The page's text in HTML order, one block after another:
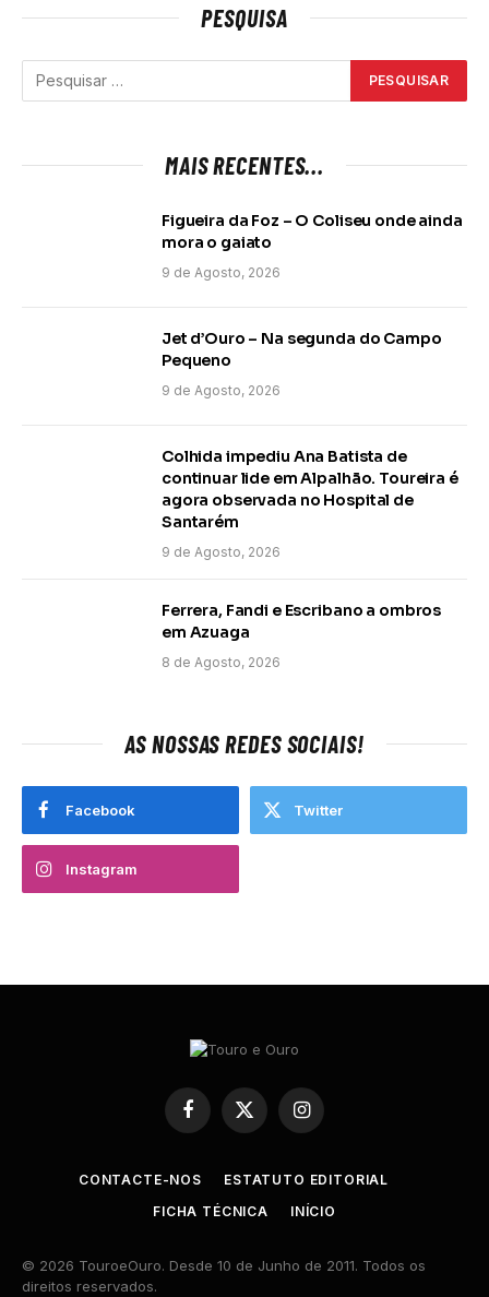
PESQUISA
MAIS RECENTES...
Figueira da Foz – O Coliseu onde ainda
mora o gaiato
9 de Agosto, 2026
Jet d’Ouro – Na segunda do Campo
Pequeno
9 de Agosto, 2026
Colhida impediu Ana Batista de
continuar lide em Alpalhão. Toureira é
agora observada no Hospital de
Santarém
9 de Agosto, 2026
Ferrera, Fandi e Escribano a ombros
em Azuaga
8 de Agosto, 2026
AS NOSSAS REDES SOCIAIS!
Facebook Twitter
Instagram
Facebook
X
(Twitter)
Instagram
CONTACTE-NOS
ESTATUTO EDITORIAL
FICHA TÉCNICA
INÍCIO
© 2026 TouroeOuro. Desde 10 de Junho de 2011. Todos os
direitos reservados.